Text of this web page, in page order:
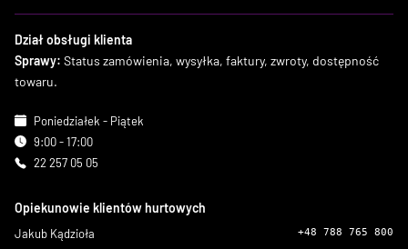
Dział obsługi klienta
Sprawy: Status zamówienia, wysyłka, faktury, zwroty, dostępność
towaru.
Poniedziałek - Piątek
9:00 - 17:00
22 257 05 05
Opiekunowie klientów hurtowych
Jakub Kądzioła +48 788 765 800